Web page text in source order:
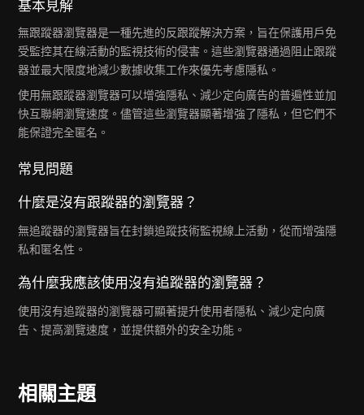
基本見解
無跟蹤器瀏覽器是一種先進的反跟蹤解決方案，旨在保護用戶免
受監控其在線活動的監視技術的侵害。這些瀏覽器通過阻止跟蹤
器並最大限度地減少數據收集工作來優先考慮隱私。
使用無跟蹤器瀏覽器可以增強隱私、減少定向廣告的普遍性並加
快互聯網瀏覽速度。儘管這些瀏覽器顯著增強了隱私，但它們不
能保證完全匿名。
常見問題
什麼是沒有跟蹤器的瀏覽器？
無追蹤器的瀏覽器旨在封鎖追蹤技術監視線上活動，從而增強隱
私和匿名性。
為什麼我應該使用沒有追蹤器的瀏覽器？
使用沒有追蹤器的瀏覽器可顯著提升使用者隱私、減少定向廣
告、提高瀏覽速度，並提供額外的安全功能。
相關主題